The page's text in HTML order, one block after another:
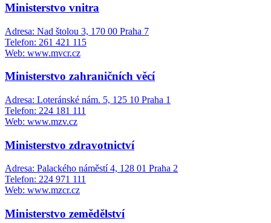
Ministerstvo vnitra
Adresa: Nad štolou 3, 170 00 Praha 7
Telefon: 261 421 115
Web: www.mvcr.cz
Ministerstvo zahraničních věcí
Adresa: Loteránské nám. 5, 125 10 Praha 1
Telefon: 224 181 111
Web: www.mzv.cz
Ministerstvo zdravotnictví
Adresa: Palackého náměstí 4, 128 01 Praha 2
Telefon: 224 971 111
Web: www.mzcr.cz
Ministerstvo zemědělství